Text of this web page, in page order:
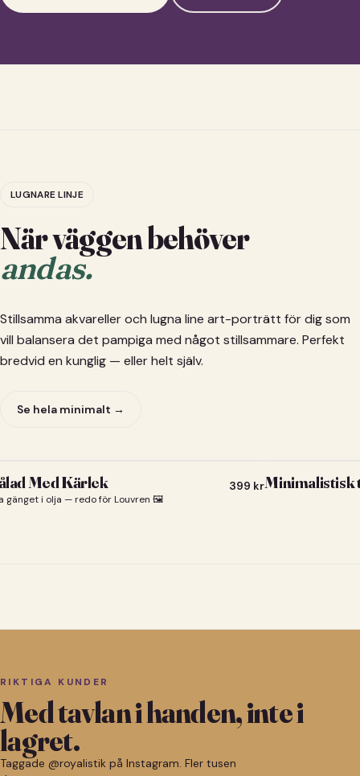
LUGNARE LINJE
När väggen behöver
andas.
Stillsamma akvareller och lugna line art-porträtt för dig som
vill balansera det pampiga med något stillsammare. Perfekt
bredvid en kunglig — eller helt själv.
Se hela minimalt →
Med Kärlek
gänget i olja — redo för Louvren 🖼️
399 krMinimalistisk
RIKTIGA KUNDER
Med tavlan i handen, inte i
lagret.
Taggade @royalistik på Instagram. Fler tusen